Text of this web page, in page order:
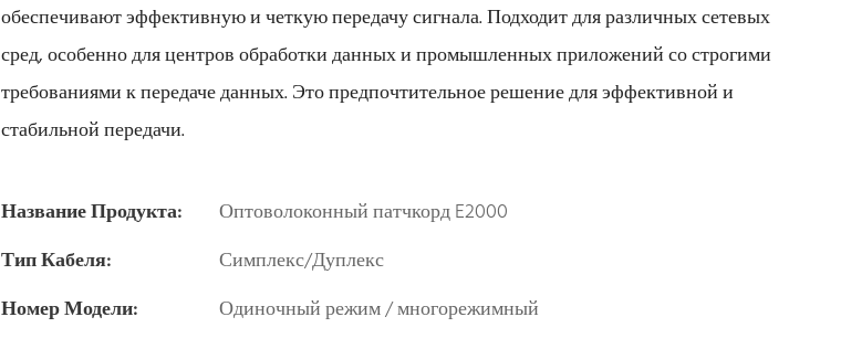
обеспечивают эффективную и четкую передачу сигнала. Подходит для различных сетевых
сред, особенно для центров обработки данных и промышленных приложений со строгими
требованиями к передаче данных. Это предпочтительное решение для эффективной и
стабильной передачи.
Название Продукта:
Оптоволоконный патчкорд E2000
Тип Кабеля:
Симплекс/Дуплекс
Номер Модели:
Одиночный режим / многорежимный